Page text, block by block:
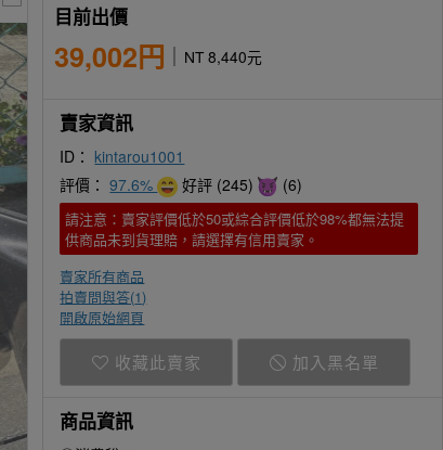
目前出價
39,002円 NT 8,440元
賣家資訊
ID： kintarou1001
評價：97.6% 好評 (245) (6)
請注意：賣家評價低於50或綜合評價低於98%都無法提
供商品未到貨理賠，請選擇有信用賣家。
賣家所有商品
拍賣問與答(1)
開啟原始網頁
收藏此賣家 加入黑名單
商品資訊